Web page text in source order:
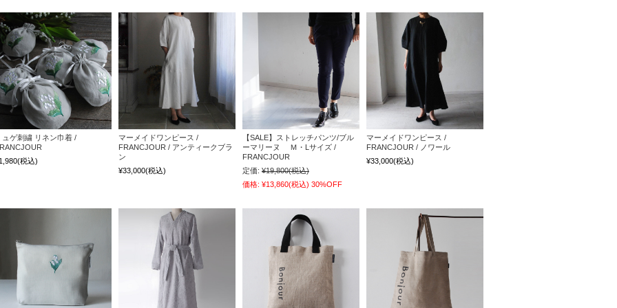
ュゲ刺繍 リネン巾着 /
(税込)
マーメイドワンピース /
FRANCJOUR / アンティークブラ
ン
¥33,000(税込)
【SALE】ストレッチパンツ/ブル
ーマリーヌ Ｍ・Lサイズ /
FRANCJOUR
定価: ¥19,800(税込)
価格: ¥13,860(税込) 30%OFF
マーメイドワンピース /
FRANCJOUR / ノワール
¥33,000(税込)